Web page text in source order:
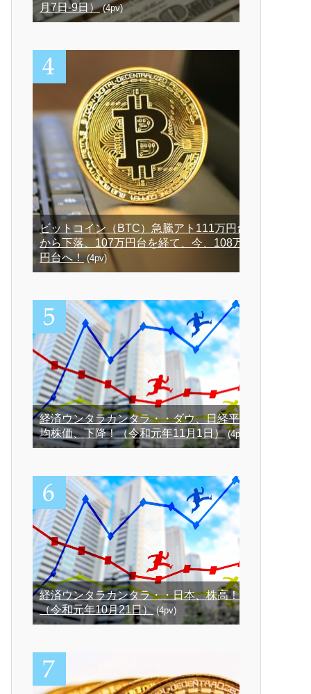
月7日-9日）(4pv)
ビットコイン（BTC）急騰アト111万円台
から下落、107万円台を経て、今、108万
円台へ！(4pv)
経済ウンタラカンタラ・・ダウ、日経平
均株価、下降！（令和元年11月1日）(4pv)
経済ウンタラカンタラ・・日本、株高！
（令和元年10月21日）(4pv)